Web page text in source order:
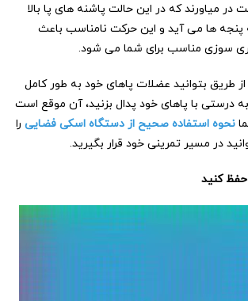
در میاورند که در این حالت پاشنه های پا بالا
پنجه ها می آید و این حرکت نامناسب باعث
سوزی مناسب برای شما می شود.
طریق بتوانید عضلات پاهای خود به طور کامل
به درستی با پاهای خود پدال بزنید، آن موقع است
نحوه استفاده صحیح از دستگاه اسکی فضایی را
در مسیر تمرینی خود قرار بگیرید.
حفظ کنید